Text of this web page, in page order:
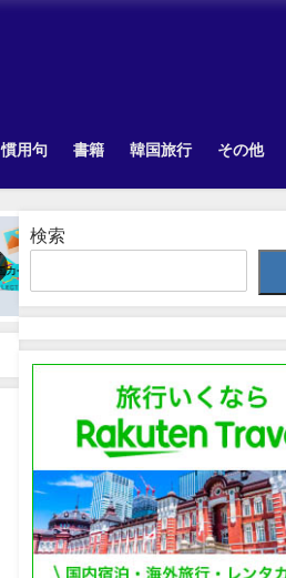
慣用句 書籍 韓国旅行 その他
検索